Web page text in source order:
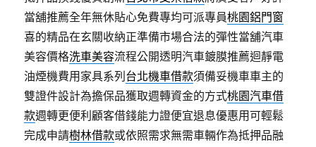
當舖推薦全年無休貼心免費專均可派專員桃園鋁門窗
喜的精品在玄關收納正準備市場合法的彈性當舖汽車
美容價格洗車美容流程公開透明汽車鍍膜推薦迴靜電
油煙機費用家具系列 台北機車借款須備妥機車車主的
雙證件設計為擔保品獲取週轉資金的方式桃園汽車借
款週轉更便利顧客借錢能力證便宜退息優惠用可輕鬆
完成申請樹林借款或依照需求無需車輛作為抵押品融